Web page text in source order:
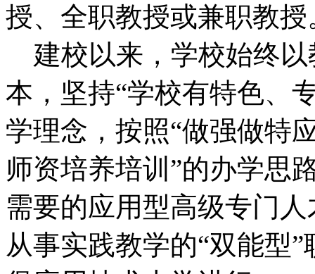
授、全职教授或兼职教授
建校以来，学校始终以
本，坚持“学校有特色、
学理念，按照“做强做特
师资培养培训”的办学思
需要的应用型高级专门
从事实践教学的“双能型